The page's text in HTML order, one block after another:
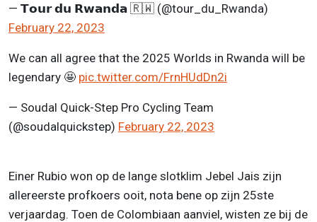
— 𝗧𝗼𝘂𝗿 𝗱𝘂 𝗥𝘄𝗮𝗻𝗱𝗮 🇷🇼 (@tour_du_Rwanda)
February 22, 2023
We can all agree that the 2025 Worlds in Rwanda will be
legendary 🤩 pic.twitter.com/FrnHUdDn2i
— Soudal Quick-Step Pro Cycling Team
(@soudalquickstep) February 22, 2023
Einer Rubio won op de lange slotklim Jebel Jais zijn
allereerste profkoers ooit, nota bene op zijn 25ste
verjaardag. Toen de Colombiaan aanviel, wisten ze bij de